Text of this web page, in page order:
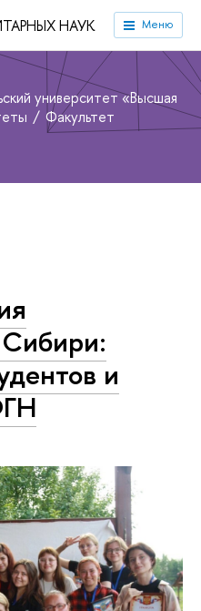
НАУК Меню
университет «Высшая
Факультет
и